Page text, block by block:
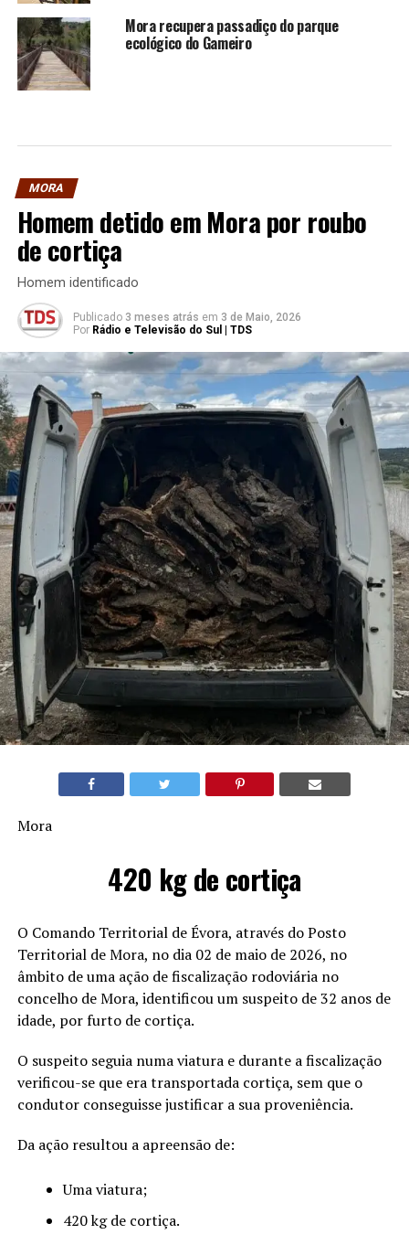
Mora recupera passadiço do parque
ecológico do Gameiro
MORA
Homem detido em Mora por roubo
de cortiça
Homem identificado
Publicado 3 meses atrás em 3 de Maio, 2026
Por Rádio e Televisão do Sul | TDS
Mora
420 kg de cortiça
O Comando Territorial de Évora, através do Posto
Territorial de Mora, no dia 02 de maio de 2026, no
âmbito de uma ação de fiscalização rodoviária no
concelho de Mora, identificou um suspeito de 32 anos de
idade, por furto de cortiça.
O suspeito seguia numa viatura e durante a fiscalização
verificou-se que era transportada cortiça, sem que o
condutor conseguisse justificar a sua proveniência.
Da ação resultou a apreensão de:
Uma viatura;
420 kg de cortiça.